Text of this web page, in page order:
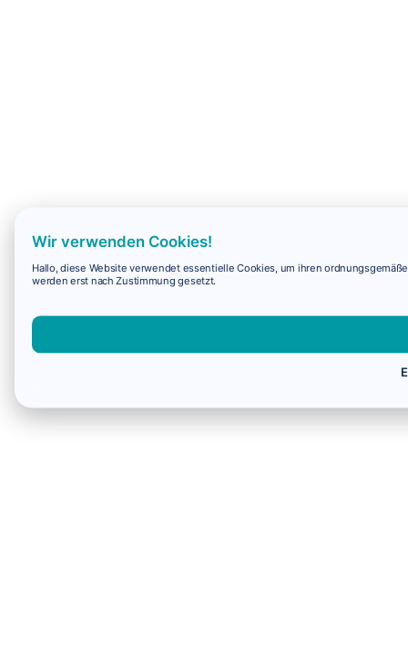
Wir verwenden Cookies!
Hallo, diese Website verwendet essentielle Cookies, um ihren
werden erst nach Zustimmung gesetzt.